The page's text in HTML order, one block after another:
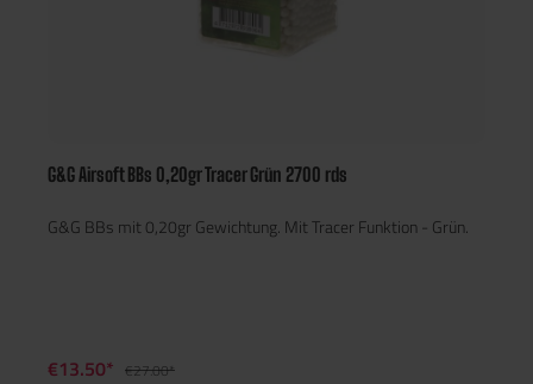
G&G Airsoft BBs 0,20gr Tracer Grün 2700 rds
G&G BBs mit 0,20gr Gewichtung. Mit Tracer Funktion - Grün.
€13.50* €27.00*